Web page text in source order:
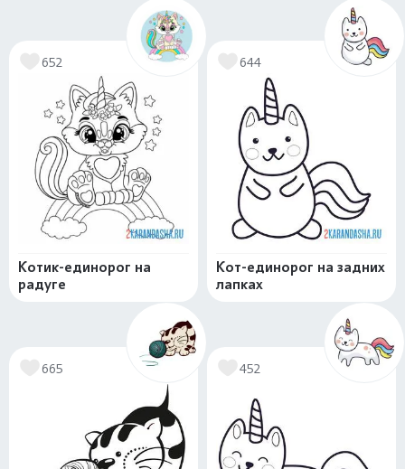
652
Котик-единорог на
радуге
644
Кот-единорог на задних
лапках
665 452